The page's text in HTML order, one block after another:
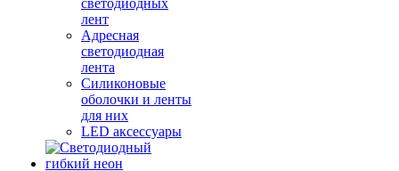
светодиодных
лент
Адресная
светодиодная
лента
Силиконовые
оболочки и ленты
для них
LED аксессуары